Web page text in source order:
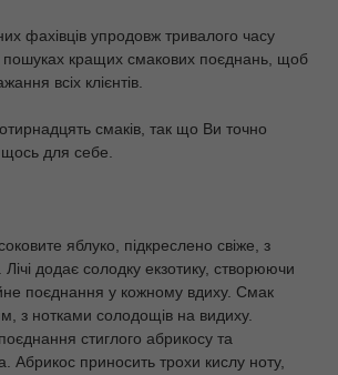
фахівців упродовж тривалого часу
пошуках кращих смакових поєднань, щоб
всіх клієнтів.
смаків, так що Ви точно
для себе.
яблуко, підкреслено свіже, з
додає солодку екзотику, створюючи
поєднання у кожному вдиху. Смак
з нотками солодощів на видиху.
стиглого абрикосу та
Абрикос приносить трохи кислу ноту,